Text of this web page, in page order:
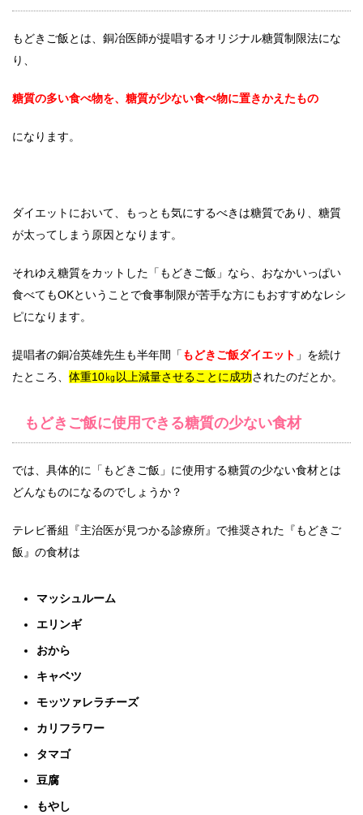
もどきご飯とは、銅冶医師が提唱するオリジナル糖質制限法にな
り、
糖質の多い食べ物を、糖質が少ない食べ物に置きかえたもの
になります。
ダイエットにおいて、もっとも気にするべきは糖質であり、糖質
が太ってしまう原因となります。
それゆえ糖質をカットした「もどきご飯」なら、おなかいっぱい
食べてもOKということで食事制限が苦手な方にもおすすめなレシ
ピになります。
提唱者の銅冶英雄先生も半年間「 もどきご飯ダイエット 」を続け
たところ、 体重10㎏以上減量させることに成功されたのだとか。
もどきご飯に使用できる糖質の少ない食材
では、具体的に「もどきご飯」に使用する糖質の少ない食材とは
どんなものになるのでしょうか？
テレビ番組『主治医が見つかる診療所』で推奨された『もどきご
飯』の食材は
マッシュルーム
エリンギ
おから
キャベツ
モッツァレラチーズ
カリフラワー
タマゴ
豆腐
もやし